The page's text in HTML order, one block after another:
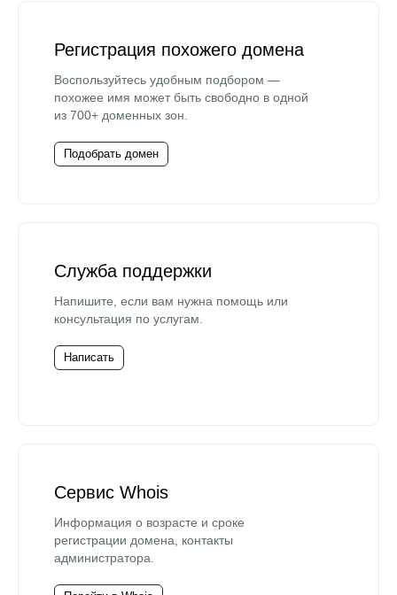
Регистрация похожего домена
Воспользуйтесь удобным подбором —
похожее имя может быть свободно в одной
из 700+ доменных зон.
Подобрать домен
Служба поддержки
Напишите, если вам нужна помощь или
консультация по услугам.
Написать
Сервис Whois
Информация о возрасте и сроке
регистрации домена, контакты
администратора.